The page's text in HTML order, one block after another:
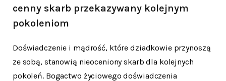
cenny skarb przekazywany kolejnym
pokoleniom
Doświadczenie i mądrość, które dziadkowie przynoszą
ze sobą, stanowią nieoceniony skarb dla kolejnych
pokoleń. Bogactwo życiowego doświadczenia